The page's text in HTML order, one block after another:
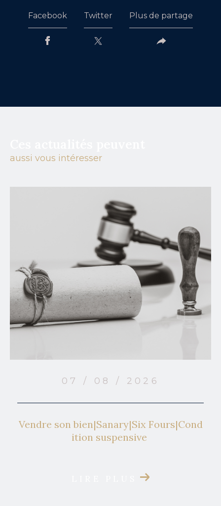
Facebook Twitter Plus de partage
aussi vous intéresser
07 / 08 / 2026
Vendre son bien|Sanary|Six Fours|Cond
ition suspensive